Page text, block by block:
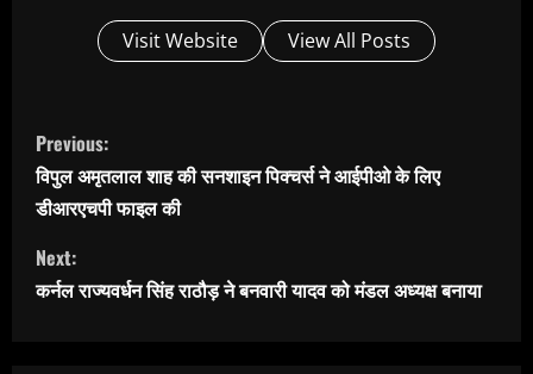
Visit Website View All Posts
C
o
n
t
i
Previous:
विपुल अमृतलाल शाह की सनशाइन पिक्चर्स ने आईपीओ के लिए
डीआरएचपी फाइल की
Next:
कर्नल राज्यवर्धन सिंह राठौड़ ने बनवारी यादव को मंडल अध्यक्ष बनाया